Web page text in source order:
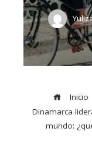
Inicio
Dinamarca
mundo: